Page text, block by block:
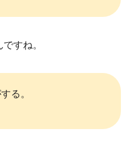
すね。
る。